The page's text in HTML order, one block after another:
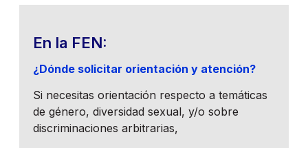
En la FEN:
¿Dónde solicitar orientación y atención?
Si necesitas orientación respecto a temáticas
de género, diversidad sexual, y/o sobre
discriminaciones arbitrarias,